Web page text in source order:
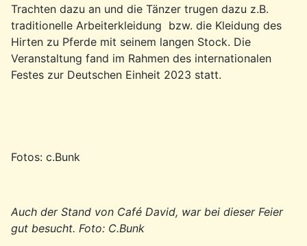
Trachten dazu an und die Tänzer trugen dazu z.B.
traditionelle Arbeiterkleidung bzw. die Kleidung des
Hirten zu Pferde mit seinem langen Stock. Die
Veranstaltung fand im Rahmen des internationalen
Festes zur Deutschen Einheit 2023 statt.
Fotos: c.Bunk
Auch der Stand von Café David, war bei dieser Feier
gut besucht. Foto: C.Bunk